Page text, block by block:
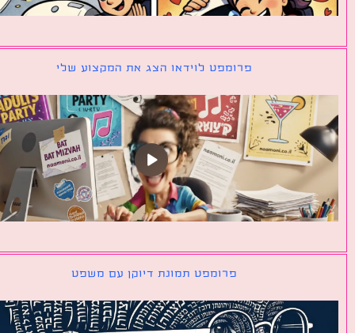
פרומפט לוידאו הצג את המקצוע שלי
פרומפט תמונת דיוקן עם משפט